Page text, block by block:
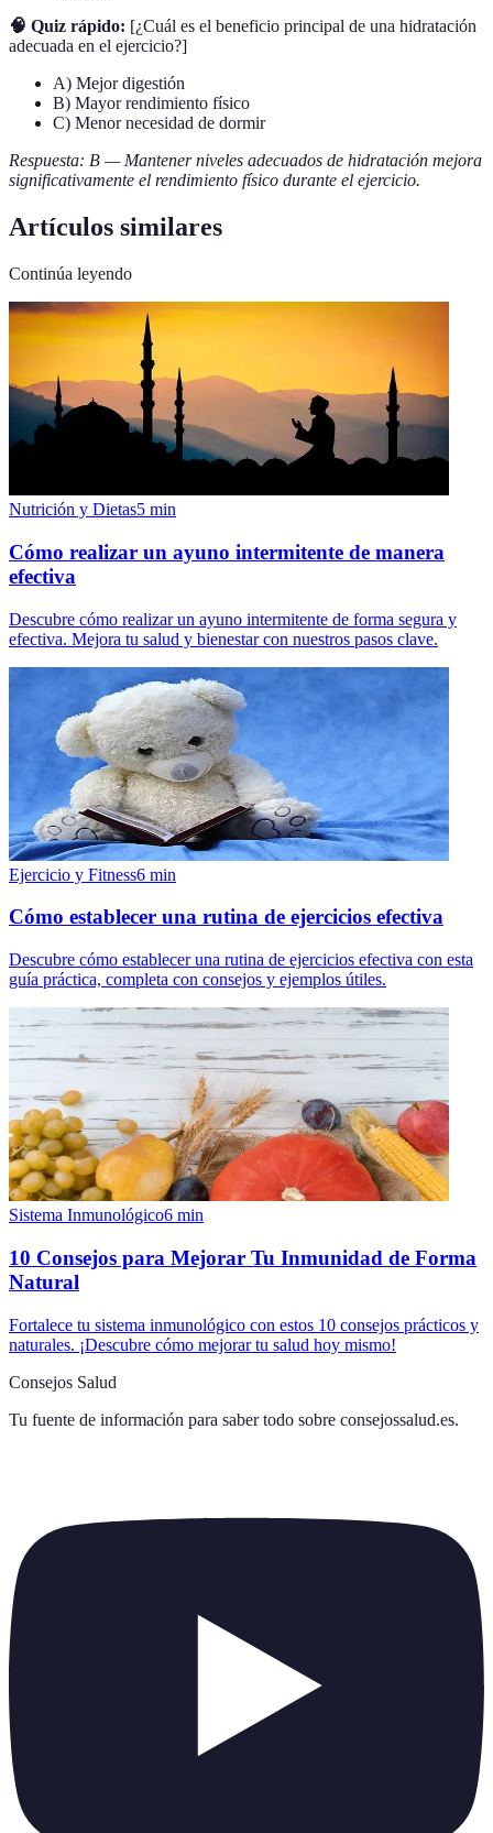
🧠 Quiz rápido: [¿Cuál es el beneficio principal de una hidratación
adecuada en el ejercicio?]
A) Mejor digestión
B) Mayor rendimiento físico
C) Menor necesidad de dormir
Respuesta: B — Mantener niveles adecuados de hidratación mejora
significativamente el rendimiento físico durante el ejercicio.
Artículos similares
Continúa leyendo
Nutrición y Dietas5 min
Cómo realizar un ayuno intermitente de manera
efectiva
Descubre cómo realizar un ayuno intermitente de forma segura y
efectiva. Mejora tu salud y bienestar con nuestros pasos clave.
Ejercicio y Fitness6 min
Cómo establecer una rutina de ejercicios efectiva
Descubre cómo establecer una rutina de ejercicios efectiva con esta
guía práctica, completa con consejos y ejemplos útiles.
Sistema Inmunológico6 min
10 Consejos para Mejorar Tu Inmunidad de Forma
Natural
Fortalece tu sistema inmunológico con estos 10 consejos prácticos y
naturales. ¡Descubre cómo mejorar tu salud hoy mismo!
Consejos Salud
Tu fuente de información para saber todo sobre consejossalud.es.